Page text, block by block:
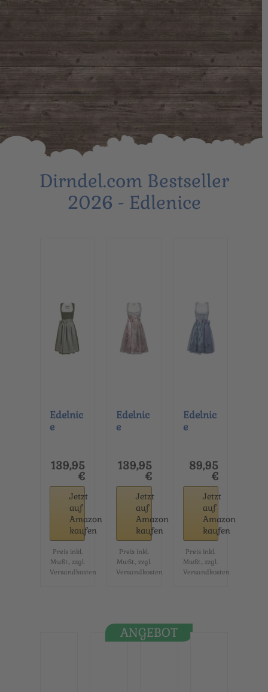
Dirndel.com Bestseller
2026 - Edlenice
Edelnic
e
Midi
Dirndl
Anni
Leinen...
139,95
€
Jetzt
auf
Amazon
kaufen
Preis inkl.
MwSt., zzgl.
Versandkosten
Edelnic
e
Exklusi
Design
Midi...
139,95
€
Jetzt
auf
Amazon
kaufen
Preis inkl.
MwSt., zzgl.
Versandkosten
Edelnic
e
Kinder
Dirndl
Cloé 3-
TLG...
89,95
€
Jetzt
auf
Amazon
kaufen
Preis inkl.
MwSt., zzgl.
Versandkosten
ANGEBOT